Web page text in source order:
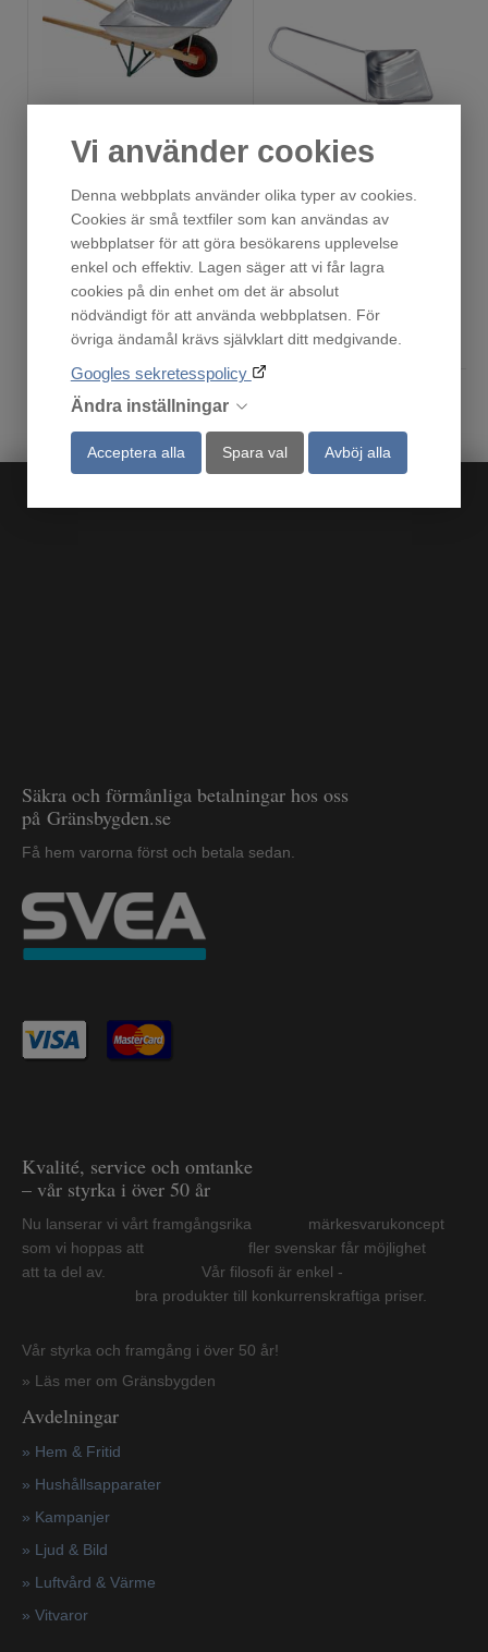
Vi använder cookies
Denna webbplats använder olika typer av cookies.
Cookies är små textfiler som kan användas av
webbplatser för att göra besökarens upplevelse
enkel och effektiv. Lagen säger att vi får lagra
cookies på din enhet om det är absolut
nödvändigt för att använda webbplatsen. För
övriga ändamål krävs självklart ditt medgivande.
Googles sekretesspolicy
Ändra inställningar
Acceptera alla Spara val Avböj alla
Fåtal i lager!
1 695 :-
Köp
Finns i lager!
595 :-
Säkra och förmånliga betalningar hos oss
på Gränsbygden.se
Få hem varorna först och betala sedan.
Kvalité, service och omtanke
– vår styrka i över 50 år
Nu lanserar vi vårt framgångsrika märkesvarukoncept
som vi hoppas att fler svenskar får möjlighet
att ta del av. Vår filosofi är enkel -
bra produkter till konkurrenskraftiga priser.
Vår styrka och framgång i över 50 år!
» Läs mer om Gränsbygden
Avdelningar
» Hem & Fritid
» Hushållsapparater
» Kampanjer
» Ljud & Bild
» Luftvård & Värme
» Vitvaror